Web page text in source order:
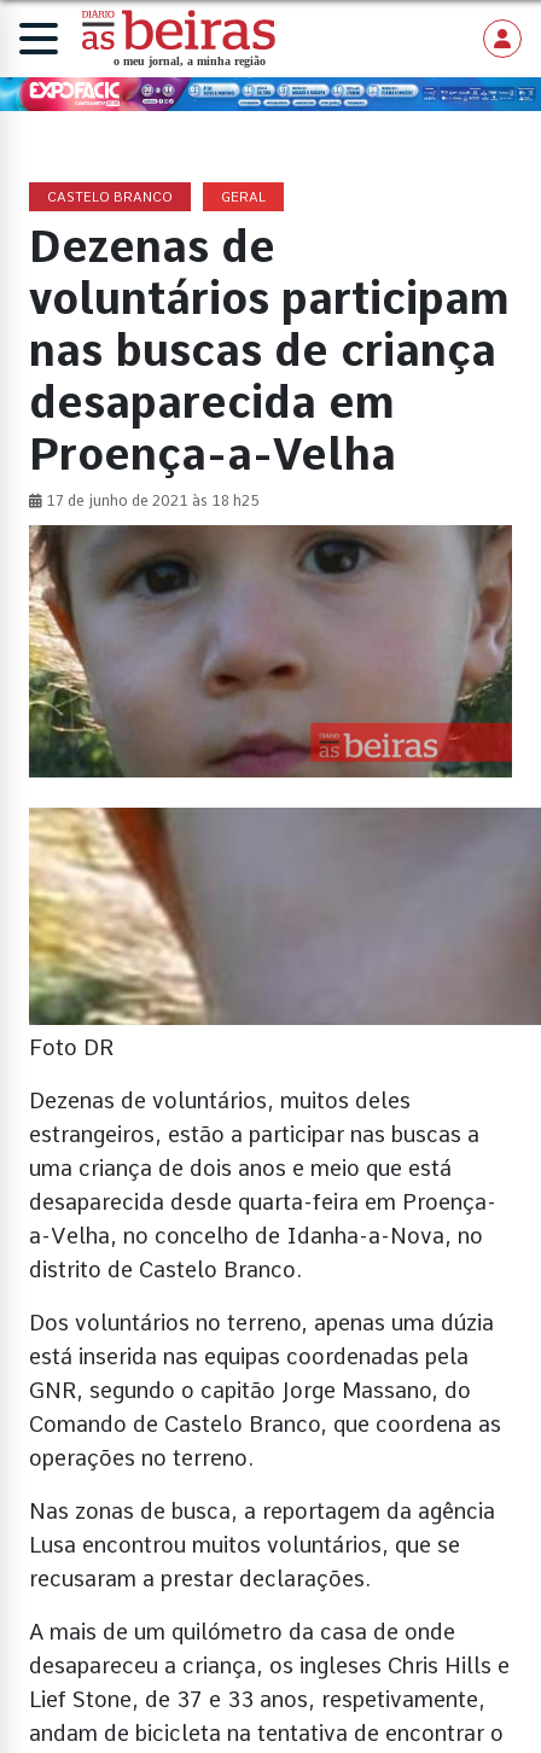
CASTELO BRANCO GERAL
Dezenas de
voluntários participam
nas buscas de criança
desaparecida em
Proença-a-Velha
17 de junho de 2021 às 18 h25
Foto DR
Dezenas de voluntários, muitos deles
estrangeiros, estão a participar nas buscas a
uma criança de dois anos e meio que está
desaparecida desde quarta-feira em Proença-
a-Velha, no concelho de Idanha-a-Nova, no
distrito de Castelo Branco.
Dos voluntários no terreno, apenas uma dúzia
está inserida nas equipas coordenadas pela
GNR, segundo o capitão Jorge Massano, do
Comando de Castelo Branco, que coordena as
operações no terreno.
Nas zonas de busca, a reportagem da agência
Lusa encontrou muitos voluntários, que se
recusaram a prestar declarações.
A mais de um quilómetro da casa de onde
desapareceu a criança, os ingleses Chris Hills e
Lief Stone, de 37 e 33 anos, respetivamente,
andam de bicicleta na tentativa de encontrar o